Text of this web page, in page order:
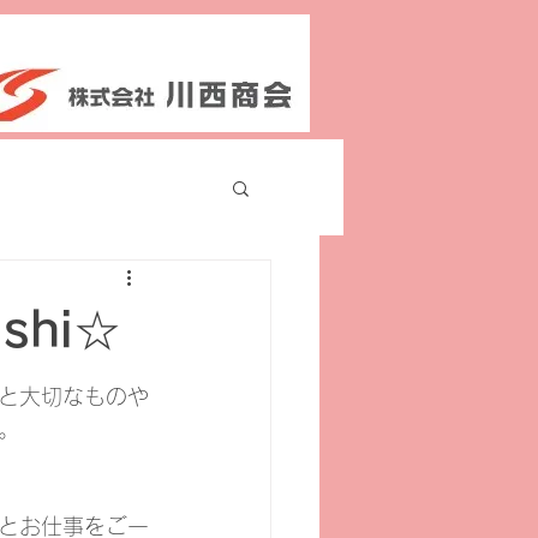
大切なものや
お仕事をご一